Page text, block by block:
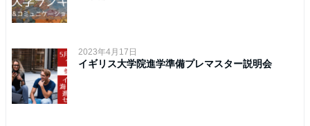
2023年4月17日
イギリス大学院進学準備プレマスター説明会